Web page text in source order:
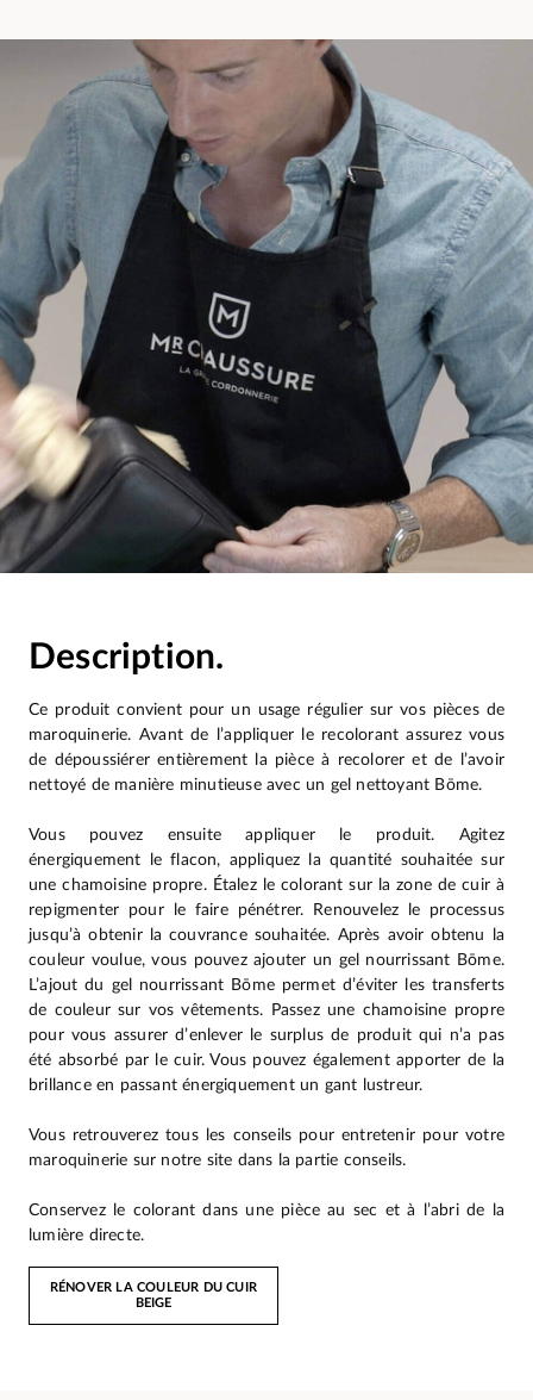
Description.
Ce produit convient pour un usage régulier sur vos pièces de
maroquinerie. Avant de l’appliquer le recolorant assurez vous
de dépoussiérer entièrement la pièce à recolorer et de l’avoir
nettoyé de manière minutieuse avec un gel nettoyant Bōme.
Vous pouvez ensuite appliquer le produit. Agitez
énergiquement le flacon, appliquez la quantité souhaitée sur
une chamoisine propre. Étalez le colorant sur la zone de cuir à
repigmenter pour le faire pénétrer. Renouvelez le processus
jusqu’à obtenir la couvrance souhaitée. Après avoir obtenu la
couleur voulue, vous pouvez ajouter un gel nourrissant Bōme.
L’ajout du gel nourrissant Bōme permet d’éviter les transferts
de couleur sur vos vêtements. Passez une chamoisine propre
pour vous assurer d’enlever le surplus de produit qui n’a pas
été absorbé par le cuir. Vous pouvez également apporter de la
brillance en passant énergiquement un gant lustreur.
Vous retrouverez tous les conseils pour entretenir pour votre
maroquinerie sur notre site dans la partie conseils.
Conservez le colorant dans une pièce au sec et à l’abri de la
lumière directe.
RÉNOVER LA COULEUR DU CUIR
BEIGE